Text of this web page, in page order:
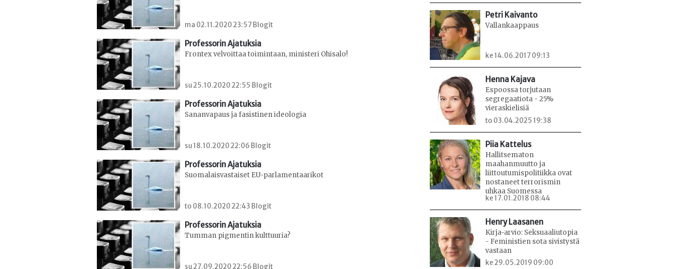
ma 02.11.2020 23:57 Blogit
Professorin Ajatuksia
Frontex velvoittaa toimintaan, ministeri Ohisalo!
su 25.10.2020 22:55 Blogit
Professorin Ajatuksia
Sananvapaus ja fasistinen ideologia
su 18.10.2020 22:06 Blogit
Professorin Ajatuksia
Suomalaisvastaiset EU-parlamentaarikot
to 08.10.2020 22:43 Blogit
Professorin Ajatuksia
Tumman pigmentin kulttuuria?
su 27.09.2020 22:56 Blogit
Petri Kaivanto
Vallankaappaus
ke 14.06.2017 09:13
Henna Kajava
Espoossa torjutaan
segregaatiota - 25%
vieraskielisiä
to 03.04.2025 19:38
Piia Kattelus
Hallitsematon
maahanmuutto ja
liittoutumispolitiikka ovat
nostaneet terrorismin
uhkaa Suomessa
ke 17.01.2018 08:44
Henry Laasanen
Kirja-arvio: Seksuaaliutopia
- Feministien sota sivistystä
vastaan
ke 29.05.2019 09:00